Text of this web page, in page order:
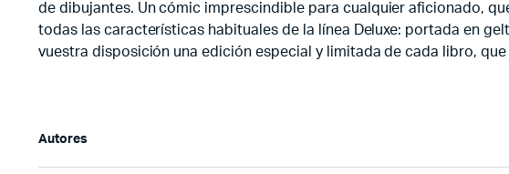
de dibujantes. Un cómic imprescindible para cualquier aficionado,
todas las características habituales de la línea Deluxe: portada en
vuestra disposición una edición especial y limitada de cada libro,
Autores